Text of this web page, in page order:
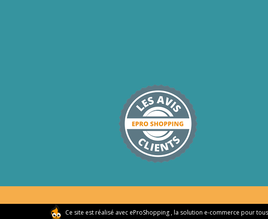
Ce site est réalisé avec eProShopping, la solution e-commerce pour tous